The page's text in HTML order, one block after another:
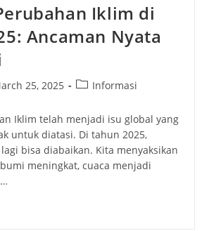
Iklim di
Ancaman Nyata
25, 2025
PostInformasi
Iklim telah menjadi isu global yang
untuk diatasi. Di tahun 2025,
bisa diabaikan. Kita menyaksikan
meningkat, cuaca menjadi